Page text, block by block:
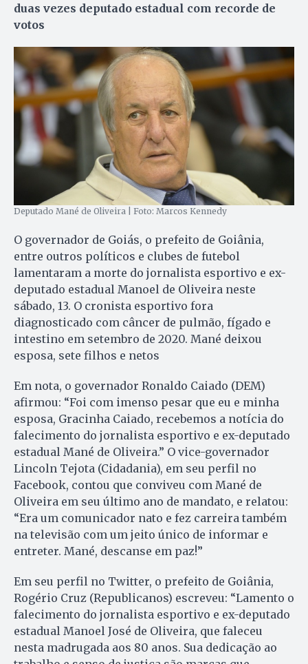
duas vezes deputado estadual com recorde de
votos
Deputado Mané de Oliveira | Foto: Marcos Kennedy
O governador de Goiás, o prefeito de Goiânia,
entre outros políticos e clubes de futebol
lamentaram a morte do jornalista esportivo e ex-
deputado estadual Manoel de Oliveira neste
sábado, 13. O cronista esportivo fora
diagnosticado com câncer de pulmão, fígado e
intestino em setembro de 2020. Mané deixou
esposa, sete filhos e netos
Em nota, o governador Ronaldo Caiado (DEM)
afirmou: “Foi com imenso pesar que eu e minha
esposa, Gracinha Caiado, recebemos a notícia do
falecimento do jornalista esportivo e ex-deputado
estadual Mané de Oliveira.” O vice-governador
Lincoln Tejota (Cidadania), em seu perfil no
Facebook, contou que conviveu com Mané de
Oliveira em seu último ano de mandato, e relatou:
“Era um comunicador nato e fez carreira também
na televisão com um jeito único de informar e
entreter. Mané, descanse em paz!”
Em seu perfil no Twitter, o prefeito de Goiânia,
Rogério Cruz (Republicanos) escreveu: “Lamento o
falecimento do jornalista esportivo e ex-deputado
estadual Manoel José de Oliveira, que faleceu
nesta madrugada aos 80 anos. Sua dedicação ao